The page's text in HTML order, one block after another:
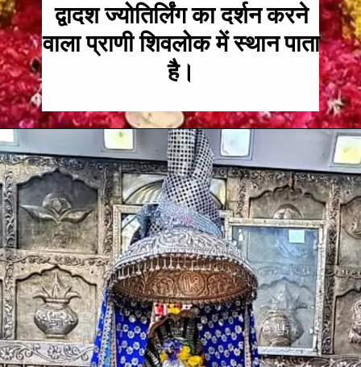
द्वादश ज्योतिर्लिंग का दर्शन करने
वाला प्राणी शिवलोक में स्थान पाता
है।